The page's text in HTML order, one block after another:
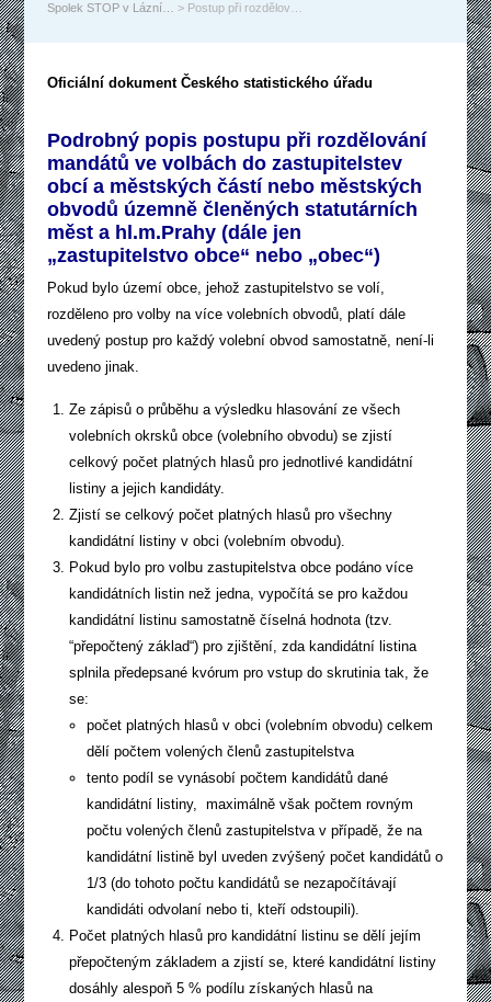
Spolek STOP v Lázní… > Postup při rozdělov…
Oficiální dokument Českého statistického úřadu
Podrobný popis postupu při rozdělování
mandátů ve volbách do zastupitelstev
obcí a městských částí nebo městských
obvodů územně členěných statutárních
měst a hl.m.Prahy (dále jen
„zastupitelstvo obce“ nebo „obec“)
Pokud bylo území obce, jehož zastupitelstvo se volí,
rozděleno pro volby na více volebních obvodů, platí dále
uvedený postup pro každý volební obvod samostatně, není-li
uvedeno jinak.
Ze zápisů o průběhu a výsledku hlasování ze všech
volebních okrsků obce (volebního obvodu) se zjistí
celkový počet platných hlasů pro jednotlivé kandidátní
listiny a jejich kandidáty.
Zjistí se celkový počet platných hlasů pro všechny
kandidátní listiny v obci (volebním obvodu).
Pokud bylo pro volbu zastupitelstva obce podáno více
kandidátních listin než jedna, vypočítá se pro každou
kandidátní listinu samostatně číselná hodnota (tzv.
“přepočtený základ“) pro zjištění, zda kandidátní listina
splnila předepsané kvórum pro vstup do skrutinia tak, že
se:
počet platných hlasů v obci (volebním obvodu) celkem
dělí počtem volených členů zastupitelstva
tento podíl se vynásobí počtem kandidátů dané
kandidátní listiny, maximálně však počtem rovným
počtu volených členů zastupitelstva v případě, že na
kandidátní listině byl uveden zvýšený počet kandidátů o
1/3 (do tohoto počtu kandidátů se nezapočítávají
kandidáti odvolaní nebo ti, kteří odstoupili).
Počet platných hlasů pro kandidátní listinu se dělí jejím
přepočteným základem a zjistí se, které kandidátní listiny
dosáhly alespoň 5 % podílu získaných hlasů na